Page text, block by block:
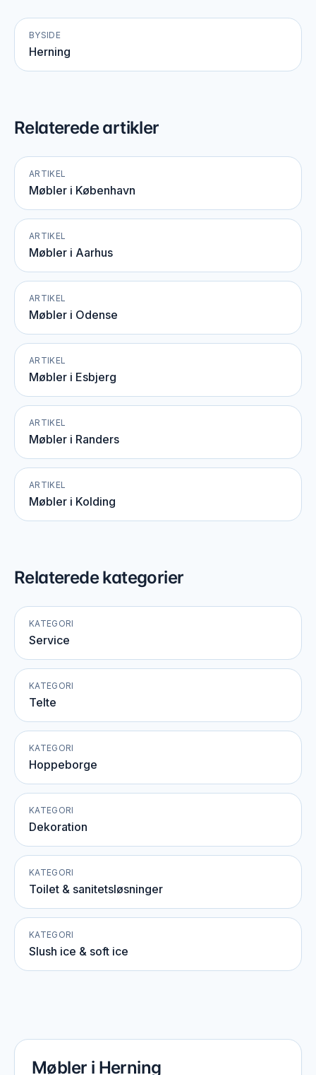
BYSIDE
Herning
Relaterede artikler
ARTIKEL
Møbler i København
ARTIKEL
Møbler i Aarhus
ARTIKEL
Møbler i Odense
ARTIKEL
Møbler i Esbjerg
ARTIKEL
Møbler i Randers
ARTIKEL
Møbler i Kolding
Relaterede kategorier
KATEGORI
Service
KATEGORI
Telte
KATEGORI
Hoppeborge
KATEGORI
Dekoration
KATEGORI
Toilet & sanitetsløsninger
KATEGORI
Slush ice & soft ice
Møbler i Herning